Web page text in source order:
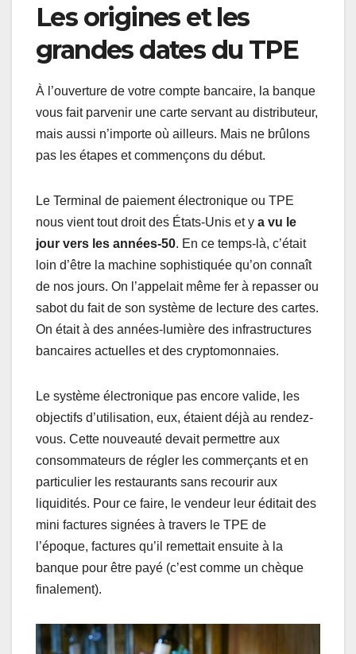
Les origines et les
grandes dates du TPE
À l’ouverture de votre compte bancaire, la banque
vous fait parvenir une carte servant au distributeur,
mais aussi n’importe où ailleurs. Mais ne brûlons
pas les étapes et commençons du début.
Le Terminal de paiement électronique ou TPE
nous vient tout droit des États-Unis et y a vu le
jour vers les années-50. En ce temps-là, c’était
loin d’être la machine sophistiquée qu’on connaît
de nos jours. On l’appelait même fer à repasser ou
sabot du fait de son système de lecture des cartes.
On était à des années-lumière des infrastructures
bancaires actuelles et des cryptomonnaies.
Le système électronique pas encore valide, les
objectifs d’utilisation, eux, étaient déjà au rendez-
vous. Cette nouveauté devait permettre aux
consommateurs de régler les commerçants et en
particulier les restaurants sans recourir aux
liquidités. Pour ce faire, le vendeur leur éditait des
mini factures signées à travers le TPE de
l’époque, factures qu’il remettait ensuite à la
banque pour être payé (c’est comme un chèque
finalement).